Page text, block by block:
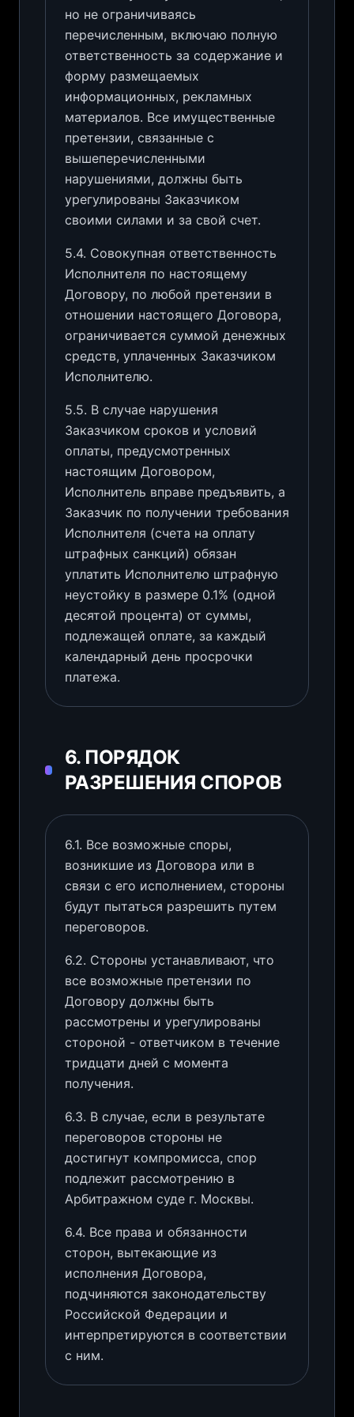
но не ограничиваясь
перечисленным, включаю полную
ответственность за содержание и
форму размещаемых
информационных, рекламных
материалов. Все имущественные
претензии, связанные с
вышеперечисленными
нарушениями, должны быть
урегулированы Заказчиком
своими силами и за свой счет.
5.4. Совокупная ответственность
Исполнителя по настоящему
Договору, по любой претензии в
отношении настоящего Договора,
ограничивается суммой денежных
средств, уплаченных Заказчиком
Исполнителю.
5.5. В случае нарушения
Заказчиком сроков и условий
оплаты, предусмотренных
настоящим Договором,
Исполнитель вправе предъявить, а
Заказчик по получении требования
Исполнителя (счета на оплату
штрафных санкций) обязан
уплатить Исполнителю штрафную
неустойку в размере 0.1% (одной
десятой процента) от суммы,
подлежащей оплате, за каждый
календарный день просрочки
платежа.
6. ПОРЯДОК
РАЗРЕШЕНИЯ СПОРОВ
6.1. Все возможные споры,
возникшие из Договора или в
связи с его исполнением, стороны
будут пытаться разрешить путем
переговоров.
6.2. Стороны устанавливают, что
все возможные претензии по
Договору должны быть
рассмотрены и урегулированы
стороной - ответчиком в течение
тридцати дней с момента
получения.
6.3. В случае, если в результате
переговоров стороны не
достигнут компромисса, спор
подлежит рассмотрению в
Арбитражном суде г. Москвы.
6.4. Все права и обязанности
сторон, вытекающие из
исполнения Договора,
подчиняются законодательству
Российской Федерации и
интерпретируются в соответствии
с ним.